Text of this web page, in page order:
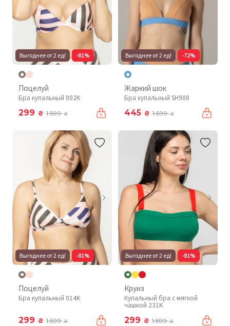
Выгоднее от 2 ед! -81%
Поцелуй
Бра купальный 002K
299 ₴ 1 599₴
Выгоднее от 2 ед! -72%
Жаркий шок
Бра купальный SH908
445 ₴ 1 599₴
Выгоднее от 2 ед! -81%
Поцелуй
Бра купальный 014K
299 ₴ 1 599₴
Выгоднее от 2 ед! -81%
Круиз
Купальный бра с мягкой
чашкой 231K
299 ₴ 1 599₴